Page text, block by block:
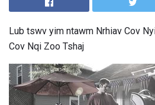
Lub tswv yim ntawm Nrhiav Cov
Cov Nqi Zoo Tshaj